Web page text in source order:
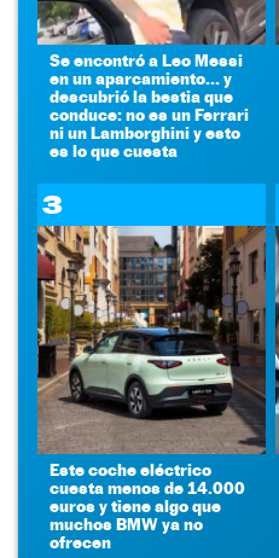
Se encontró a Leo Messi
en un aparcamiento... y
descubrió la bestia que
conduce: no es un Ferrari
ni un Lamborghini y esto
es lo que cuesta
3
Este coche eléctrico
cuesta menos de 14.000
euros y tiene algo que
muchos BMW ya no
ofrecen